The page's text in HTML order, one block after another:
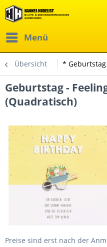
Menü
Übersicht * Geburtstag
Geburtstag -
(Quadratisch)
Preise sind erst nach der